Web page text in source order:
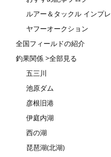
ルアー＆タックル インプレ
ヤフーオークション
全国フィールドの紹介
釣果関係 >全部見る
五三川
池原ダム
彦根旧港
伊庭内湖
西の湖
琵琶湖(北湖)